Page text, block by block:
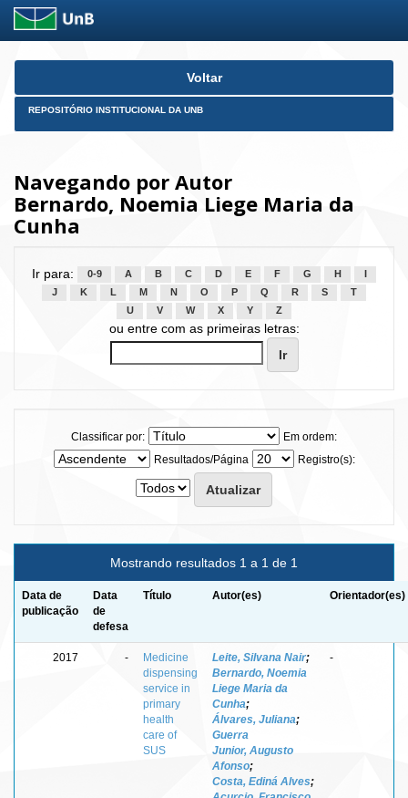
Skip
Voltar
REPOSITÓRIO INSTITUCIONAL DA UNB
Navegando por Autor
Bernardo, Noemia Liege Maria da
Cunha
Ir para: 0-9 A B C D E F G H
J
K L M N O P Q R S
T
U
V W X Y Z
ou entre com as primeiras letras:
Classificar por:
Em ordem:
Resultados/Página
Registro(s):
Mostrando resultados 1 a 1 de 1
Data de
publicação
Data
de
defesa
Título Autor(es) Orientador(es)
2017 -
Medicine
dispensing
service in
primary
health
care of
SUS
Leite, Silvana Nair;
Bernardo, Noemia
Liege Maria da
Cunha;
Álvares, Juliana;
Guerra
Junior, Augusto
Afonso;
Costa, Ediná Alves;
-